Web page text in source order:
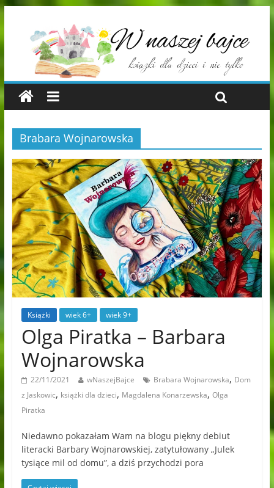
Brabara Wojnarowska
Książki wiek 6+ wiek 9+
Olga Piratka – Barbara
Wojnarowska
22/11/2021 wNaszejBajce Brabara Wojnarowska, Dom
z Jaskowic, książki dla dzieci, Magdalena Konarzewska, Olga
Piratka
Niedawno pokazałam Wam na blogu piękny debiut
literacki Barbary Wojnarowskiej, zatytułowany „Julek
tysiące mil od domu”, a dziś przychodzi pora